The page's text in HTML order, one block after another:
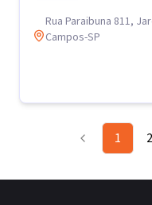
Rua Paraibuna 811,
Campos-SP
1 2